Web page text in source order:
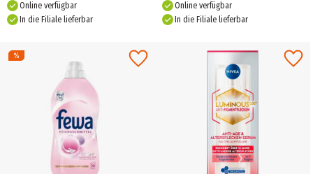
Online verfügbar
In die Filiale lieferbar
Online verfügbar
In die Filiale lieferbar